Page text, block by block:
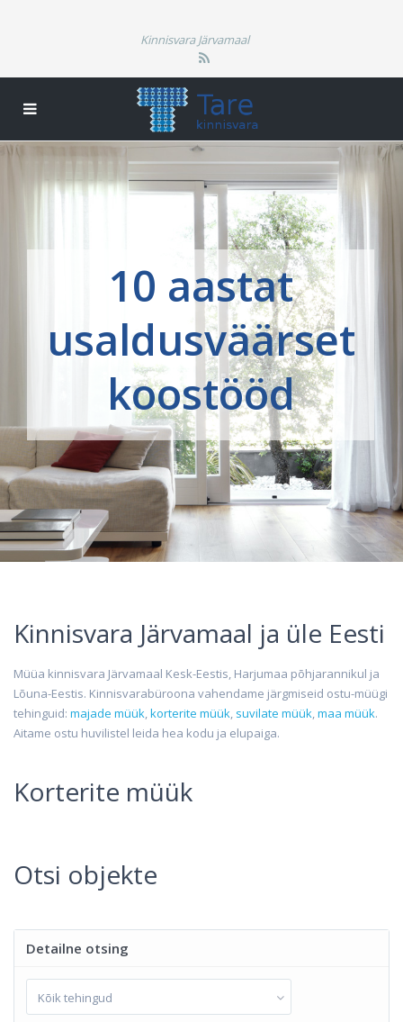
Kinnisvara Järvamaal
10 aastat
usaldusväärset
koostööd
Kinnisvara Järvamaal ja üle Eesti
Müüa kinnisvara Järvamaal Kesk-Eestis, Harjumaa põhjarannikul ja
Lõuna-Eestis. Kinnisvarabüroona vahendame järgmiseid ostu-müügi
tehinguid: majade müük,korterite müük, suvilate müük,maa müük.
Aitame ostu huvilistel leida hea kodu ja elupaiga.
Korterite müük
Otsi objekte
Detailne otsing
Kõik tehingud